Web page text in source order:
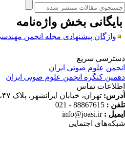
بخشواژه‌نامه
واژگان پیشنهادی مجله انجمن
سریع
علوم صوتی ایران
کنگره انجمن علوم صوتی ایران
تماس
تهران، خیابان ایرانشهر، پلاک ۴۷، واحد۳
:
88867615 - 021
:
info@joasi.ir
اجتمایی